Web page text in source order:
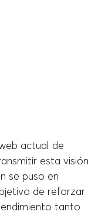
actual de
esta visión
se puso en
de reforzar
tanto